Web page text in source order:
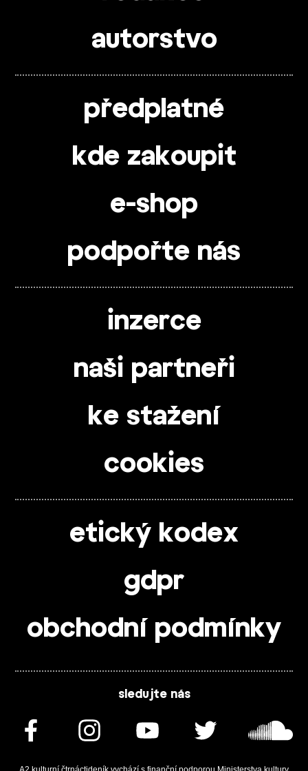
autorstvo
předplatné
kde zakoupit
e-shop
podpořte nás
inzerce
naši partneři
ke stažení
cookies
etický kodex
gdpr
obchodní podmínky
sledujte nás